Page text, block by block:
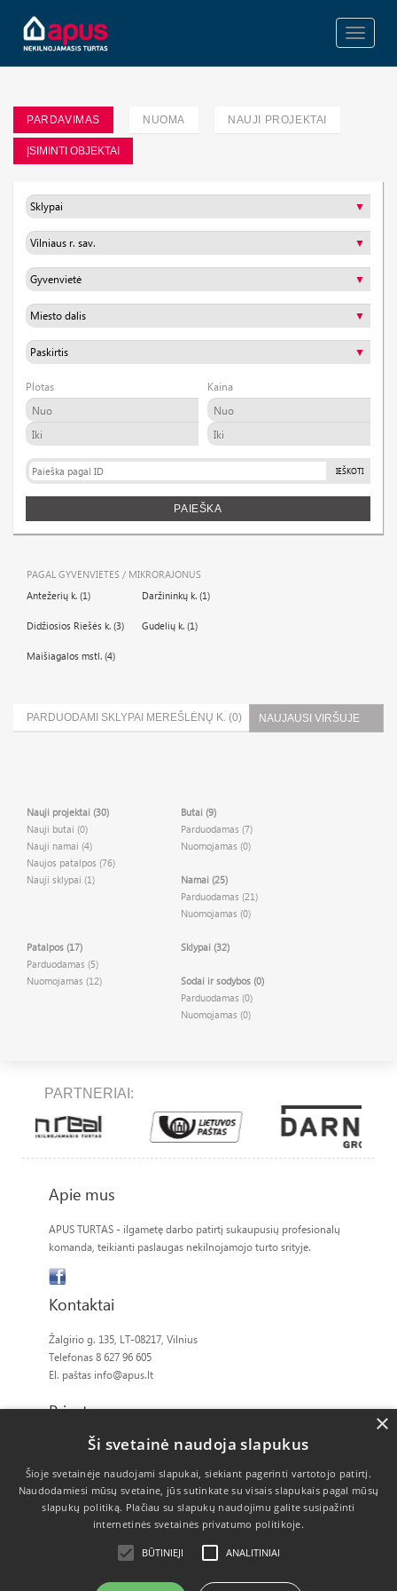
Toggle
PARDAVIMAS NUOMA NAUJI PROJEKTAI
ĮSIMINTI OBJEKTAI
Plotas Kaina
IEŠKOTI
PAIEŠKA
PAGAL GYVENVIETES / MIKRORAJONUS
Antežerių k. (1)
Daržininkų k. (1)
Didžiosios Riešės k. (3) Gudelių k. (1)
Maišiagalos mstl. (4)
PARDUODAMI SKLYPAI MEREŠLĖNŲ K. (0) NAUJAUSI VIRŠUJE
Nauji projektai (30)
Nauji butai (0)
Nauji namai (4)
Naujos patalpos (76)
Nauji sklypai (1)
Butai (9)
Parduodamas (7)
Nuomojamas (0)
Namai (25)
Parduodamas (21)
Nuomojamas (0)
Patalpos (17)
Parduodamas (5)
Nuomojamas (12)
Sklypai (32)
Sodai ir sodybos (0)
Parduodamas (0)
Nuomojamas (0)
PARTNERIAI:
Apie mus
APUS TURTAS - ilgametę darbo patirtį sukaupusių profesionalų
komanda, teikianti paslaugas nekilnojamojo turto srityje.
Kontaktai
Žalgirio g. 135, LT-08217, Vilnius
Telefonas 8 627 96 605
El. paštas info@apus.lt
Privatumas
Slapukų politikaŠi svetainė naudoja slapukus
Šioje svetainėje naudojami slapukai, siekiant pagerinti vartotojo patirtį.
Naudodamiesi mūsų svetaine, jūs sutinkate su visais slapukais pagal mūsų
slapukų politiką. Plačiau su slapukų naudojimu galite susipažinti
internetinės svetainės privatumo politikoje.
BŪTINIEJI ANALITINIAI
×